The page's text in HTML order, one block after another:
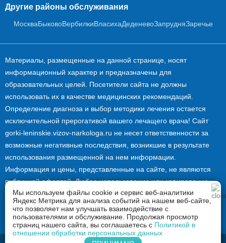
Другие районы обслуживания
МоскваБыковоВербилкиВласихаДеденевоЗапрудняЗаречье
Материалы, размещенные на данной странице, носят
информационный характер и предназначены для
образовательных целей. Посетители сайта не должны
использовать их в качестве медицинских рекомендаций.
Определение диагноза и выбор методики лечения остается
исключительной прерогативой вашего лечащего врача! Сайт
gorki-leninskie.vizov-narkologa.ru не несет ответственности за
возможные негативные последствия, возникшие в результате
использования размещенной на нем информации.
Информация и цены, представленные на сайте, не являются
публичной офертой. Любое использование или копирование
материалов сайта допускается лишь с разрешения
правообладателя и только со ссылкой на источник: gorki-
leninskie.vizov-narkologa.ru.
Мы используем файлы cookie и сервис веб-аналитики
Яндекс Метрика для анализа событий на нашем веб-сайте,
что позволяет нам улучшать взаимодействие с
пользователями и обслуживание. Продолжая просмотр
страниц нашего сайта, вы соглашаетесь с Политикой в
отношении обработки персональных данных
Напишите нам в Whatsapp